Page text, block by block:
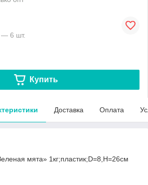
— 6 шт.
Купить
Доставка Оплата
мята» 1кг;пластик;D=8,H=26см